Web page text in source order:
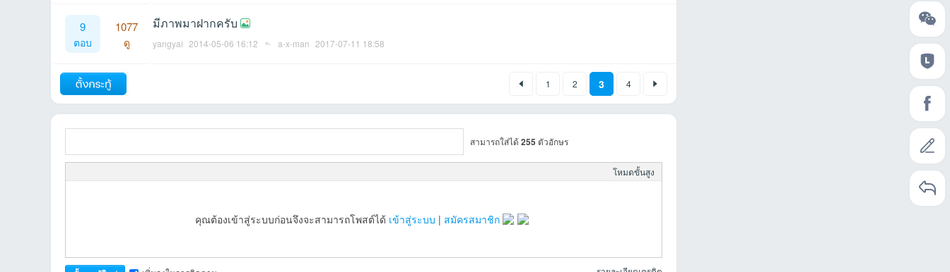
9
ตอบ
1077
ดู
มีภาพมาฝากครับ
yangyai 2014-05-06 16:12 a-x-man 2017-07-11 18:58
1 2 3 4
สามารถใส่ได้255 ตัวอักษร
โหมดขั้นสูง
คุณต้องเข้าสู่ระบบก่อนจึงจะสามารถโพสต์ได้ เข้าสู่ระบบ | สมัครสมาชิก